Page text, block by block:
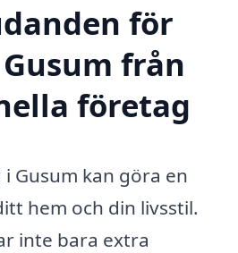
för
från
företag
Gusum kan göra en
hem och din livsstil.
inte bara extra